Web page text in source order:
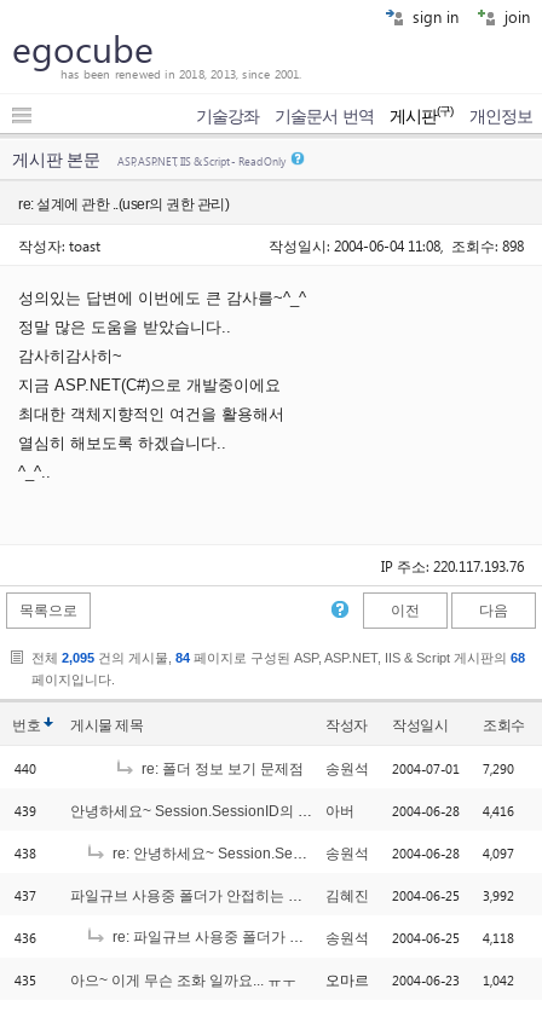
sign in join
egocube
has been renewed in 2018, 2013, since 2001.
기술강좌 기술문서 번역 게시판(구) 개인정보
게시판 본문 ASP, ASP.NET, IIS & Script - Read Only
re: 설계에 관한 ..(user의 권한 관리)
작성자: toast 작성일시: 2004-06-04 11:08, 조회수: 898
성의있는 답변에 이번에도 큰 감사를~^_^
정말 많은 도움을 받았습니다..
감사히감사히~
지금 ASP.NET(C#)으로 개발중이에요
최대한 객체지향적인 여건을 활용해서
열심히 해보도록 하겠습니다..
^_^..
IP 주소: 220.117.193.76
목록으로 이전 다음
전체 2,095 건의 게시물, 84 페이지로 구성된 ASP, ASP.NET, IIS & Script 게시판의 68
페이지입니다.
번호 게시물제목 작성자 작성일시 조회수
440 re: 폴더 정보 보기 문제점 송원석 2004-07-01 7,290
439 안녕하세요~ Session.SessionID의 불법적 조작에 관한 질문.. ^^ 아버 2004-06-28 4,416
438 re: 안녕하세요~ Session.SessionID의 불법적 조작에 관한 질문.. ^^ 송원석 2004-06-28 4,097
437 파일규브 사용중 폴더가 안접히는 현상 ㅜ.ㅜ 김혜진 2004-06-25 3,992
436 re: 파일규브 사용중 폴더가 안접히는 현상 ㅜ.ㅜ [1]
송원석 2004-06-25 4,118
435 아으~ 이게 무슨 조화 일까요... ㅠㅜ 오마르 2004-06-23 1,042